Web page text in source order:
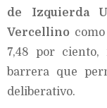
de Izquierda
Vercellino
7,48 por
barrera que
deliberativo.